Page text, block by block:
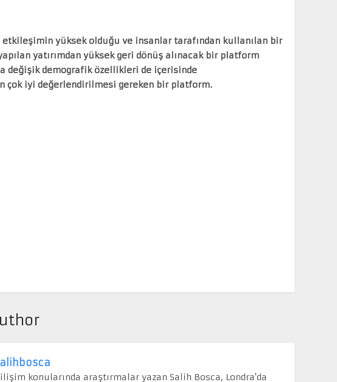
etkileşimin yüksek olduğu ve insanlar tarafından kullanılan bir
yatırımdan yüksek geri dönüş alınacak bir platform
değişik demografik özellikleri de içerisinde
çok iyi değerlendirilmesi gereken bir platform.
konularında araştırmalar yazan Salih Bosca, Londra'da